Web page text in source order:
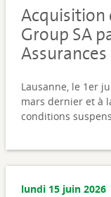
Group SA
Assurances
Lausanne, le 1er
mars dernier et à
conditions
lundi 15 juin 2026